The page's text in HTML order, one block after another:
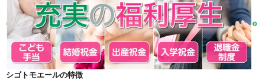
シゴトモエールの特徴